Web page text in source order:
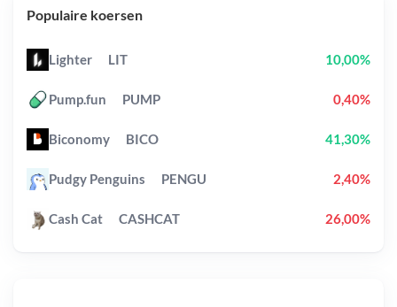
Populaire koersen
Lighter LIT 10,00%
Pump.fun PUMP 0,40%
Biconomy BICO 41,30%
Pudgy Penguins PENGU 2,40%
Cash Cat CASHCAT 26,00%